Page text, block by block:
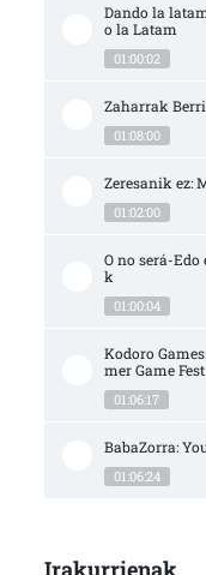
Dando la
o la Latam
01:00:02
Zaharrak
01:08:00
Zeresanik ez:
01:02:00
O no será-Edo
k
01:00:04
Kodoro
mer Game
01:06:17
BabaZorra:
01:06:24
Irakurrienak